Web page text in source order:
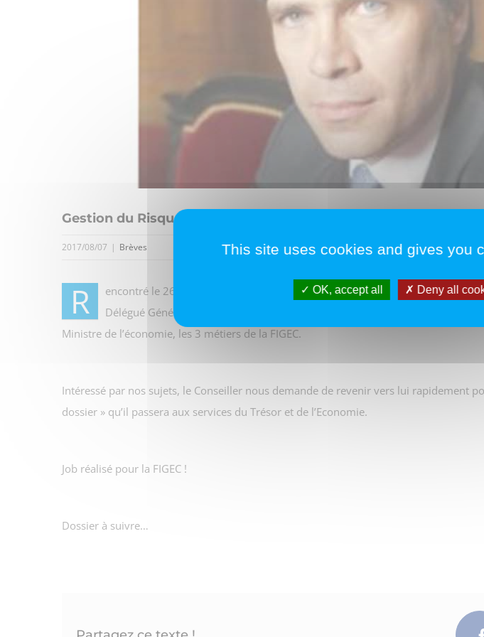
Gestion du Risque Client : la FIGEC en appelle au Ministre de
2017/08/07 | Brèves
R
encontré le 26 juillet dernier, Charles Battista, Président de la FIGEC et
Délégué Général, ont présenté à Christophe Pourreau, Conseil Fiscalité,
Ministre de l’économie, les 3 métiers de la FIGEC.
Intéressé par nos sujets, le Conseiller nous demande de revenir vers lui rapidement
dossier » qu’il passera aux services du Trésor et de l’Economie.
Job réalisé pour la FIGEC !
Dossier à suivre…
This site uses cookies and gives you
OK, accept all Deny all